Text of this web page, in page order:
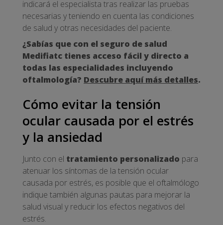
indicará el especialista tras realizar las pruebas
necesarias y teniendo en cuenta las condiciones
de salud y otras necesidades del paciente.
¿Sabías que con el seguro de salud
Medifiatc tienes acceso fácil y directo a
todas las especialidades incluyendo
oftalmología? Descubre aquí más detalles.
Cómo evitar la tensión
ocular causada por el estrés
y la ansiedad
Junto con el tratamiento personalizado para
atenuar los síntomas de la tensión ocular
causada por estrés, es posible que el oftalmólogo
indique también algunas pautas para mejorar la
salud visual y reducir los efectos negativos del
estrés.